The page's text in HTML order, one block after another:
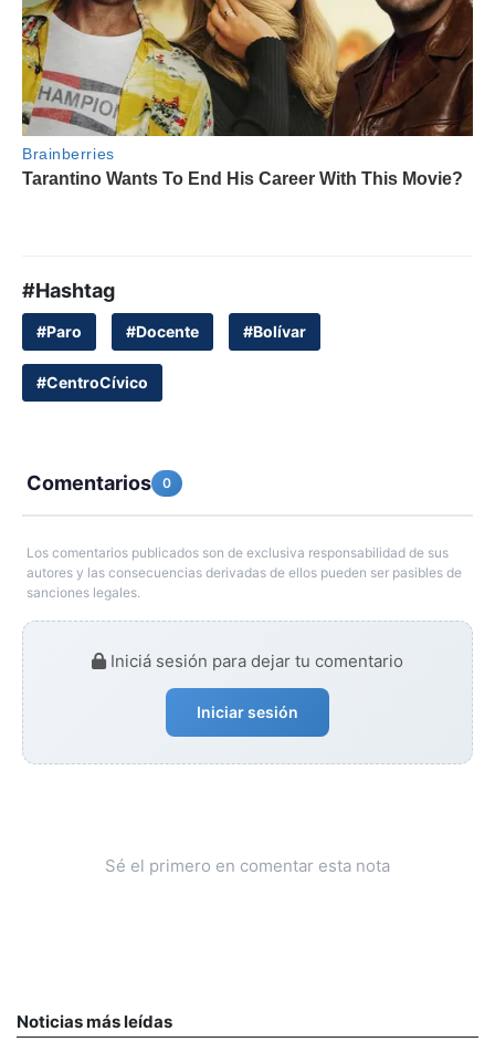
#Hashtag
#Paro #Docente #Bolívar
#CentroCívico
Comentarios 0
Los comentarios publicados son de exclusiva responsabilidad de sus
autores y las consecuencias derivadas de ellos pueden ser pasibles de
sanciones legales.
Iniciá sesión para dejar tu comentario
Iniciar sesión
Sé el primero en comentar esta nota
Noticias más leídas